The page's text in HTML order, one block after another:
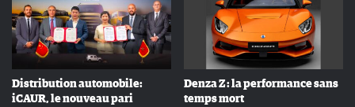
Distribution automobile:
iCAUR, le nouveau pari
Denza Z : la performance sans
temps mort